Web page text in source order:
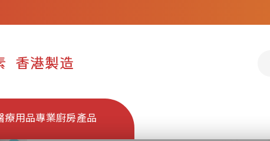
療用品專業廚房產品